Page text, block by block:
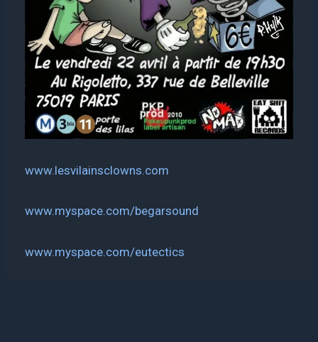
www.lesvilainsclowns.com
www.myspace.com/begarsound
www.myspace.com/eutectics